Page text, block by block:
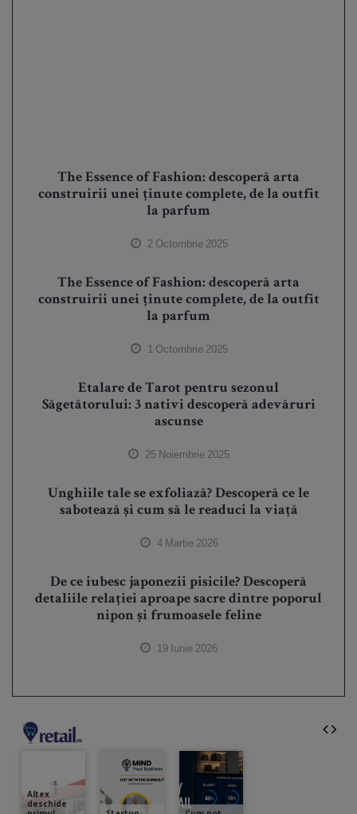
The Essence of Fashion: descoperă arta
construirii unei ținute complete, de la outfit
la parfum
2 Octombrie 2025
The Essence of Fashion: descoperă arta
construirii unei ținute complete, de la outfit
la parfum
1 Octombrie 2025
Etalare de Tarot pentru sezonul
Săgetătorului: 3 nativi descoperă adevăruri
ascunse
25 Noiembrie 2025
Unghiile tale se exfoliază? Descoperă ce le
sabotează și cum să le readuci la viață
4 Martie 2026
De ce iubesc japonezii pisicile? Descoperă
detaliile relației aproape sacre dintre poporul
nipon și frumoasele feline
19 Iunie 2026